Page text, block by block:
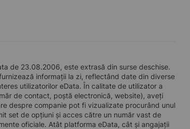
de 23.08.2006, este extrasă din surse deschise.
informații la zi, reflectând date din diverse
utilizatorilor eData. În calitate de utilizator a
de contact, poștă electronică, website), aveți
despre companie pot fi vizualizate procurând unul
set de opțiuni și acces către un număr vast de
oficiale. Atât platforma eData, cât și angajații